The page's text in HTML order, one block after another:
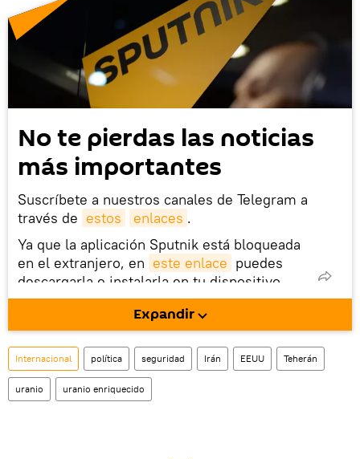
No te pierdas las noticias
más importantes
Suscríbete a nuestros canales de Telegram a
través de estos enlaces .
Ya que la aplicación Sputnik está bloqueada
en el extranjero, en este enlace puedes
descargarla e instalarla en tu dispositivo
móvil (¡solo para Android!).
También tenemos una cuenta en la red
social rusa VK .
Expandir
Internacional política seguridad Irán EEUU Teherán
uranio uranio enriquecido